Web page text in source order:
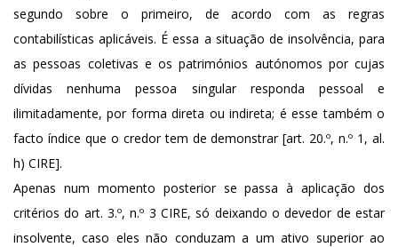
segundo sobre o primeiro, de acordo com as regras
contabilísticas aplicáveis. É essa a situação de insolvência, para
as pessoas coletivas e os patrimónios autónomos por cujas
dívidas nenhuma pessoa singular responda pessoal e
ilimitadamente, por forma direta ou indireta; é esse também o
facto índice que o credor tem de demonstrar [art. 20.º, n.º 1, al.
h) CIRE].
Apenas num momento posterior se passa à aplicação dos
critérios do art. 3.º, n.º 3 CIRE, só deixando o devedor de estar
insolvente, caso eles não conduzam a um ativo superior ao